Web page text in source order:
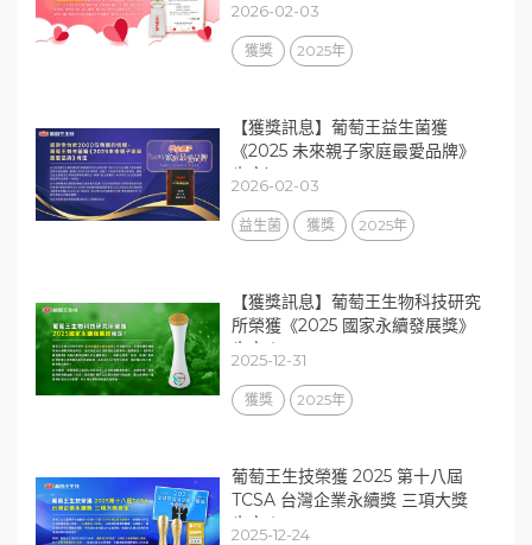
2026-02-03
獲獎 2025年
【獲獎訊息】葡萄王益生菌獲
《2025 未來親子家庭最愛品牌》
肯定!
2026-02-03
益生菌 獲獎 2025年
【獲獎訊息】葡萄王生物科技研究
所榮獲《2025 國家永續發展獎》
肯定！
2025-12-31
獲獎 2025年
葡萄王生技榮獲 2025 第十八屆
TCSA 台灣企業永續獎 三項大獎
肯定！
2025-12-24